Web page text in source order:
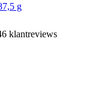
g
klantreviews